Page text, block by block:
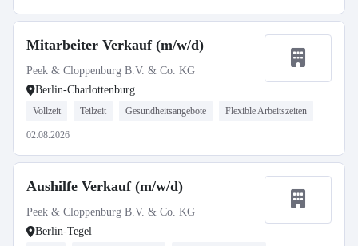
Mitarbeiter Verkauf (m/w/d)
Peek & Cloppenburg B.V. & Co. KG
Berlin-Charlottenburg
Vollzeit Teilzeit Gesundheitsangebote Flexible Arbeitszeiten
02.08.2026
Aushilfe Verkauf (m/w/d)
Peek & Cloppenburg B.V. & Co. KG
Berlin-Tegel